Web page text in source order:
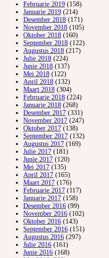
Februarie 2019 (158)
Januarie 2019 (214)
Desember 2018 (171)
November 2018 (105)
Oktober 2018 (160)
September 2018 (122)
Augustus 2018 (217)
Julie 2018 (224)
Junie 2018 (137)
Mei 2018 (122)
April 2018 (132)
Maart 2018 (304)
Februarie 2018 (224)
Januarie 2018 (268)
Desember 2017 (331)
November 2017 (247)
Oktober 2017 (138)
September 2017 (132)
Augustus 2017 (169)
Julie 2017 (181)
Junie 2017 (120)
Mei 2017 (135)
April 2017 (165)
Maart 2017 (176)
Februarie 2017 (117)
Januarie 2017 (158)
Desember 2016 (99)
November 2016 (102)
Oktober 2016 (143)
September 2016 (151)
Augustus 2016 (297)
Julie 2016 (161)
Junie 2016 (168)